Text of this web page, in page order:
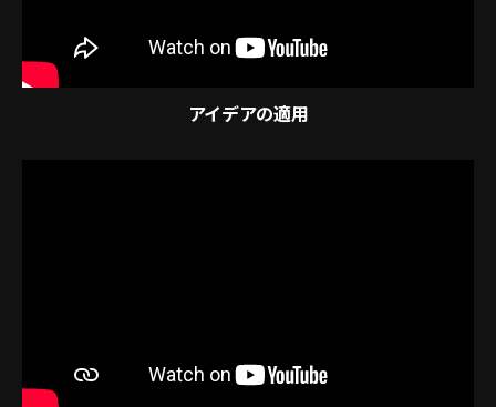
アイデアの適用